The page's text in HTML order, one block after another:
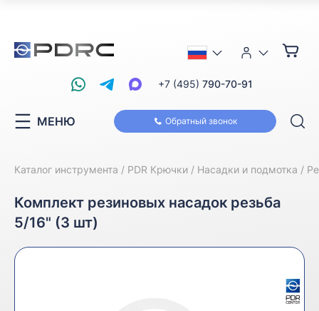
Обратный звонок
+7 (495) 790-70-91
МЕНЮ
Каталог инструмента PDR Крючки Насадки и подмотка
Комплект резиновых насадок резьба
5/16" (3 шт)